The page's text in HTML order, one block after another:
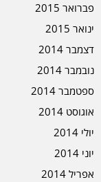
פברואר 2015
ינואר 2015
דצמבר 2014
נובמבר 2014
ספטמבר 2014
אוגוסט 2014
יולי 2014
יוני 2014
אפריל 2014